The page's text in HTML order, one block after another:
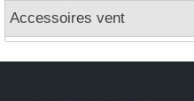
Accessoires vent